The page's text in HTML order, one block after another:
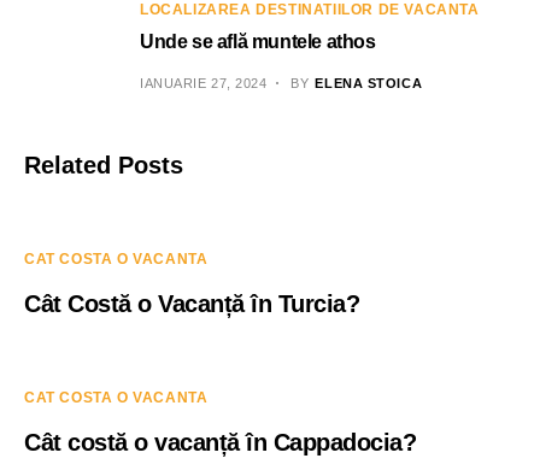
LOCALIZAREA DESTINATIILOR DE VACANTA
Unde se află muntele athos
IANUARIE 27, 2024 BY ELENA STOICA
Related Posts
CAT COSTA O VACANTA
Cât Costă o Vacanță în Turcia?
CAT COSTA O VACANTA
Cât costă o vacanță în Cappadocia?